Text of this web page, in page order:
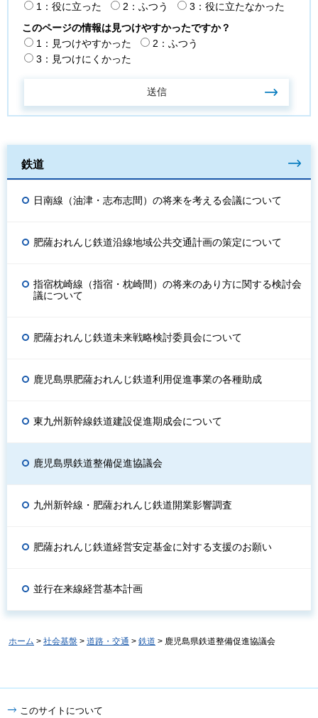
1：役に立った
2：ふつう
3：役に立たなかった
このページの情報は見つけやすかったですか？
1：見つけやすかった
2：ふつう
3：見つけにくかった
鉄道
日南線（油津・志布志間）の将来を考える会議について
肥薩おれんじ鉄道沿線地域公共交通計画の策定について
指宿枕崎線（指宿・枕崎間）の将来のあり方に関する検討会
議について
肥薩おれんじ鉄道未来戦略検討委員会について
鹿児島県肥薩おれんじ鉄道利用促進事業の各種助成
東九州新幹線鉄道建設促進期成会について
鹿児島県鉄道整備促進協議会
九州新幹線・肥薩おれんじ鉄道開業影響調査
肥薩おれんじ鉄道経営安定基金に対する支援のお願い
並行在来線経営基本計画
ホーム > 社会基盤 > 道路・交通 > 鉄道 > 鹿児島県鉄道整備促進協議会
このサイトについて